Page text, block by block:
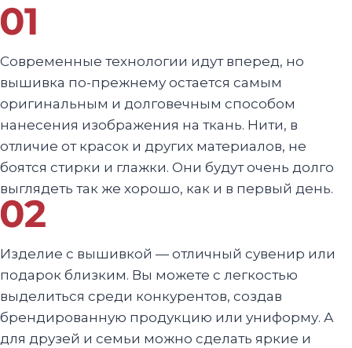
Современные технологии идут вперед, но
вышивка по-прежнему остается самым
оригинальным и долговечным способом
нанесения изображения на ткань. Нити, в
отличие от красок и других материалов, не
боятся стирки и глажки. Они будут очень долго
выглядеть так же хорошо, как и в первый день.
Изделие с вышивкой — отличный сувенир или
подарок близким. Вы можете с легкостью
выделиться среди конкурентов, создав
брендированную продукцию или униформу. А
для друзей и семьи можно сделать яркие и